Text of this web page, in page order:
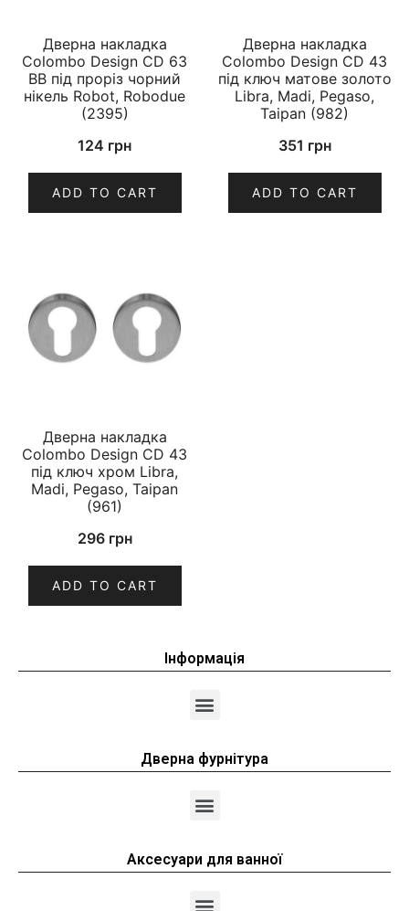
Дверна накладка
Colombo Design CD 63
BB під проріз чорний
нікель Robot, Robodue
(2395)
124 грн
ADD TO CART
Дверна накладка
Colombo Design CD 43
під ключ матове золото
Libra, Madi, Pegaso,
Taipan (982)
351 грн
ADD TO CART
Дверна накладка
Colombo Design CD 43
під ключ хром Libra,
Madi, Pegaso, Taipan
(961)
296 грн
ADD TO CART
Інформація
Дверна фурнітура
Аксесуари для ванної